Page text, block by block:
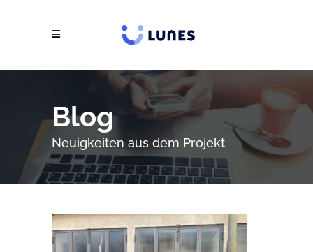
Blog
Neuigkeiten aus dem Projekt